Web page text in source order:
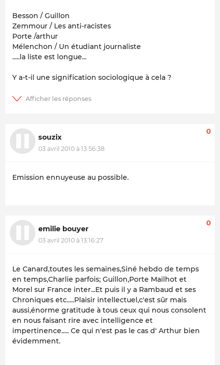
Besson / Guillon
Zemmour / Les anti-racistes
Porte /arthur
Mélenchon / Un étudiant journaliste
.....la liste est longue...
Y a-t-il une signification sociologique à cela ?
souzix
03 avril 2010 à 13:56:38
0
Emission ennuyeuse au possible.
emilie bouyer
03 avril 2010 à 13:16:27
0
Le Canard,toutes les semaines,Siné hebdo de temps
en temps,Charlie parfois; Guillon,Porte Mailhot et
Morel sur France inter...Et puis il y a Rambaud et ses
Chroniques etc.....Plaisir intellectuel,c'est sûr mais
aussi,énorme gratitude à tous ceux qui nous consolent
en nous faisant rire avec intelligence et
impertinence..... Ce qui n'est pas le cas d' Arthur bien
évidemment.